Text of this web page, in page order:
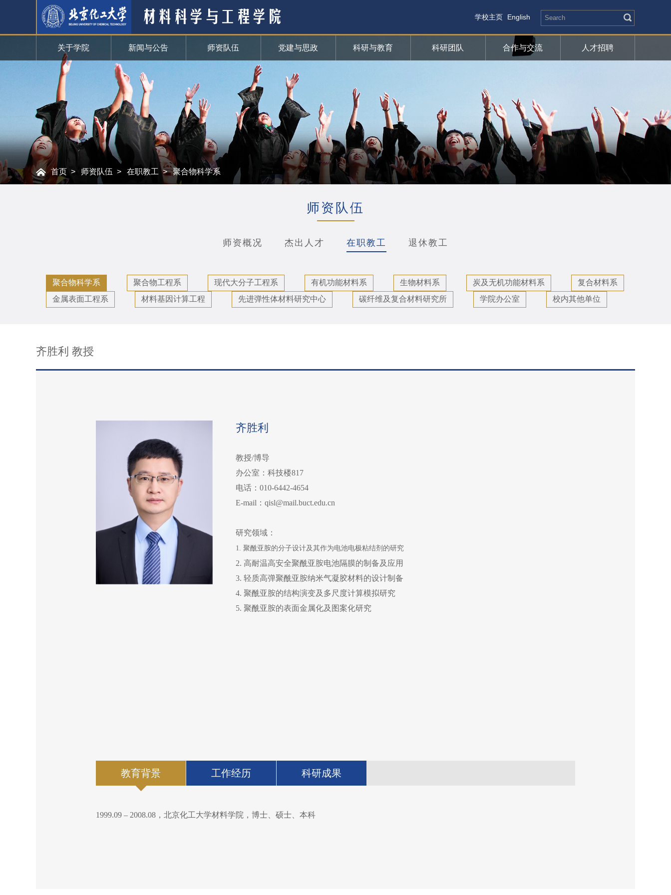
学校主页 English
关于学院 新闻与公告 师资队伍 党建与思政 科研与教育 科研团队 合作与交流 人才招聘
首页 师资队伍 在职教工 聚合物科学系
师资队伍
师资概况 杰出人才 在职教工 退休教工
聚合物科学系 聚合物工程系 现代大分子工程系 有机功能材料系 生物材料系 炭及无机功能材料系
复合材料系
金属表面工程系
材料基因计算工程 先进弹性体材料研究中心 碳纤维及复合材料研究所 学院办公室 校内其他单位
齐胜利 教授
齐胜利
教授/博导
办公室：科技楼817
电话：010-6442-4654
E-mail：qisl@mail.buct.edu.cn
研究领域：
1. 聚酰亚胺的分子设计及其作为电池电极粘结剂的研究
2. 高耐温高安全聚酰亚胺电池隔膜的制备及应用
3. 轻质高弹聚酰亚胺纳米气凝胶材料的设计制备
4. 聚酰亚胺的结构演变及多尺度计算模拟研究
5. 聚酰亚胺的表面金属化及图案化研究
教育背景 工作经历 科研成果
1999.09 – 2008.08，北京化工大学材料学院，博士、硕士、本科